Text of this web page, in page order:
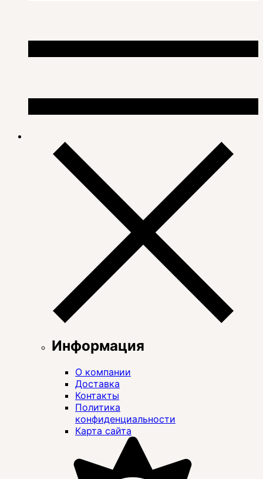
Информация
О компании
Доставка
Контакты
Политика
конфиденциальности
Карта сайта